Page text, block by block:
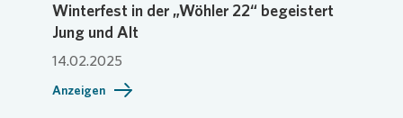
Winterfest in der „Wöhler 22“ begeistert
Jung und Alt
14.02.2025
Anzeigen